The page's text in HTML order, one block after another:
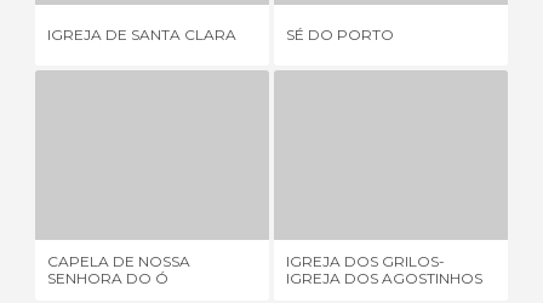
IGREJA DE SANTA CLARA SÉ DO PORTO
CAPELA DE NOSSA
SENHORA DO Ó
IGREJA DOS GRILOS-
IGREJA DOS AGOSTINHOS